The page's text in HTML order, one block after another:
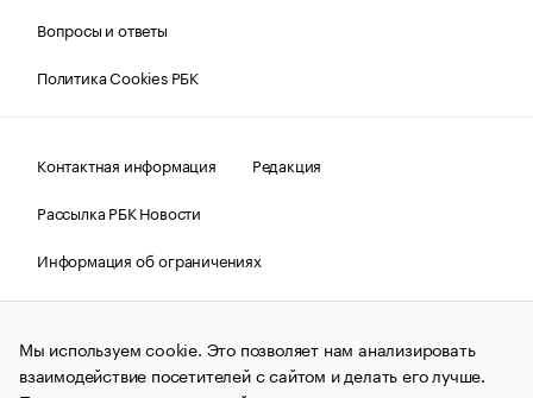
Вопросы и ответы
Политика Cookies РБК
Контактная информация
Редакция
Рассылка РБК Новости
Информация об ограничениях
Правовая информация
О соблюдении авторских прав
© АО «РОСБИЗНЕСКОНСАЛТИНГ»,1995–2026.Сообщения
и материалы информационного агентства «РБК»
(зарегистрировано Федеральной службой по надзору в сфере
Мы используем cookie. Это позволяет нам анализировать
взаимодействие посетителей с сайтом и делать его лучше.